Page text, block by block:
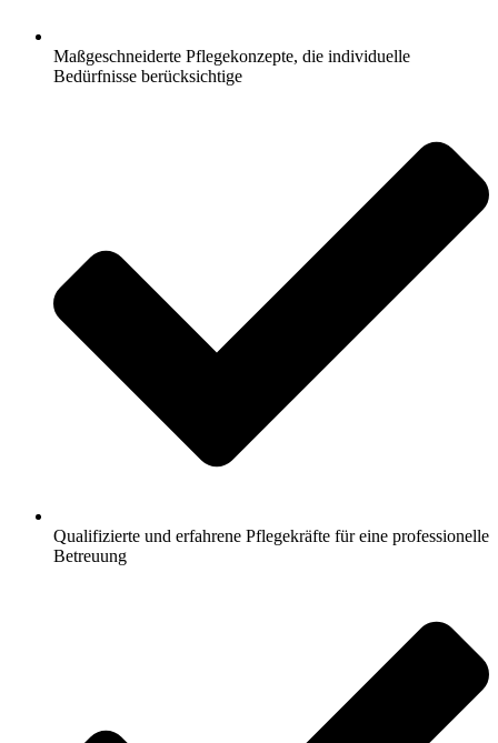
Maßgeschneiderte Pflegekonzepte, die individuelle
Bedürfnisse berücksichtige
Qualifizierte und erfahrene Pflegekräfte für eine professionelle
Betreuung